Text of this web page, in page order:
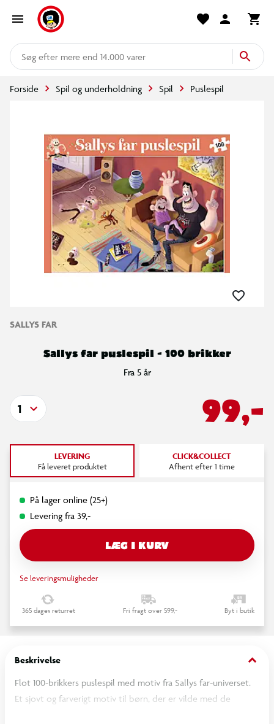
mere end 14.000 varer
Forside Spil og underholdning Spil Puslespil
SALLYS FAR
Sallys far puslespil - 100 brikker
Fra 5 år
99,-
1
LEVERING
Få leveret produktet
CLICK&COLLECT
Afhent efter 1 time
På lager online (25+)
Levering fra 39,-
LÆG I KURV
Se leveringsmuligheder
365 dages returret Fri fragt over 599,- Byt i butik
Beskrivelse keyboard_arrow_down
Flot 100-brikkers puslespil med motiv fra Sallys far-universet.
Et sjovt og farverigt motiv til børn, der er vilde med de